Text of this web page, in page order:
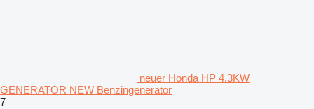
neuer Honda HP 4.3KW
GENERATOR NEW Benzingenerator
7